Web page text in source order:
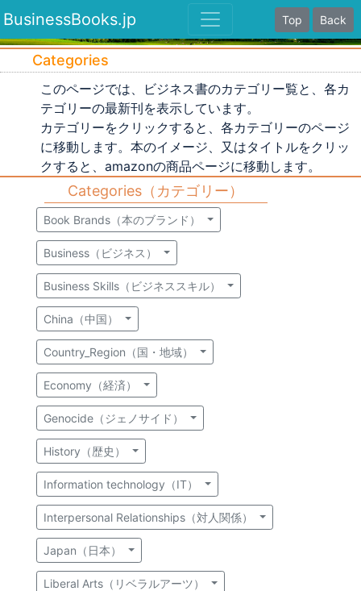
BusinessBooks.jp Top Back
Categories
このページでは、ビジネス書のカテゴリー覧と、各カ
テゴリーの最新刊を表示しています。
カテゴリーをクリックすると、各カテゴリーのページ
に移動します。本のイメージ、又はタイトルをクリッ
クすると、amazonの商品ページに移動します。
Categories（カテゴリー）
Book Brands（本のブランド）
Business（ビジネス）
Business Skills（ビジネススキル）
China（中国）
Country_Region（国・地域）
Economy（経済）
Genocide（ジェノサイド）
History（歴史）
Information technology（IT）
Interpersonal Relationships（対人関係）
Japan（日本）
Liberal Arts（リベラルアーツ）